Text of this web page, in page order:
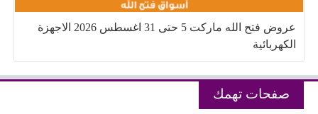
عروض فتح الله ماركت 5 حتى 31 اغسطس 2026 الاجهزة
الكهربائية
صفحات تهمك